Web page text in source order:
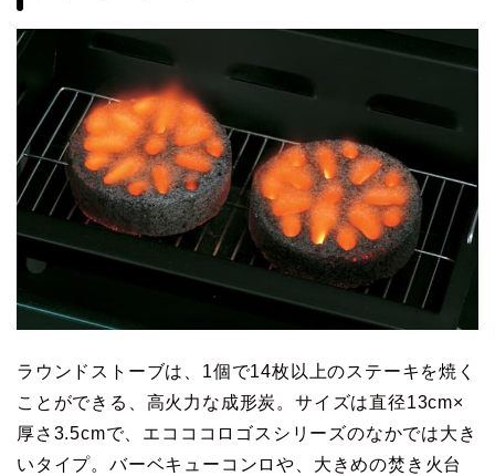
ラウンドストーブは、1個で14枚以上のステーキを焼く
ことができる、高火力な成形炭。サイズは直径13cm×
厚さ3.5cmで、エコココロゴスシリーズのなかでは大き
いタイプ。バーベキューコンロや、大きめの焚き火台